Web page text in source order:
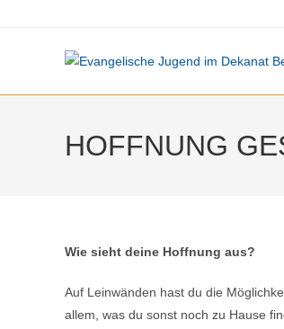
HOFFNUNG
Wie sieht deine Hoffnung aus?
Auf Leinwänden hast du die
allem, was du sonst noch zu Hause